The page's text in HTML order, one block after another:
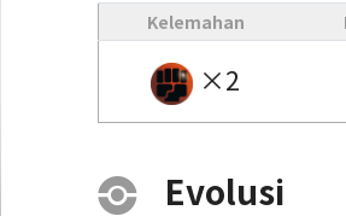
Kelemahan
×2
Evolusi